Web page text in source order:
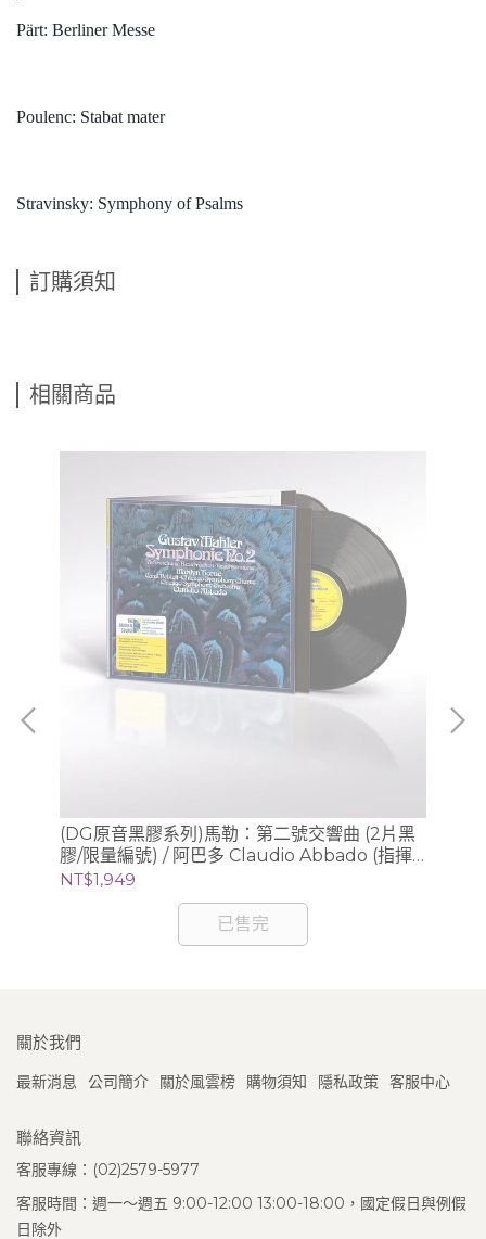
Pärt: Berliner Messe
Poulenc: Stabat mater
Stravinsky: Symphony of Psalms
訂購須知
相關商品
(DG原音黑膠系列)馬勒：第二號交響曲 (2片黑
膠/限量編號) / 阿巴多 Claudio Abbado (指揮)
芝加哥交響樂團
NT$1,949
已售完
關於我們
最新消息 公司簡介 關於風雲榜 購物須知 隱私政策 客服中心
聯絡資訊
客服專線：(02)2579-5977
客服時間：週一～週五 9:00-12:00 13:00-18:00，國定假日與例假
日除外